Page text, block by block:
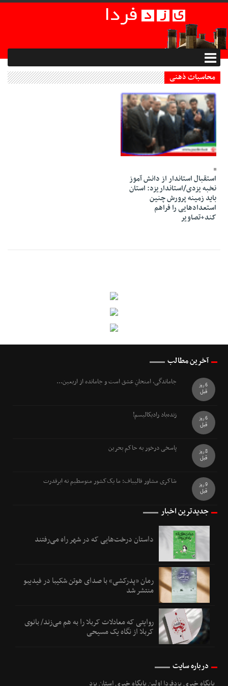
محاسبات ذهنی
23 Azar 1394 - 20:25
استقبال استاندار از دانش آموز
نخبه یزدی/استانداریزد: استان
باید زمینه پرورش چنین
استعدادهایی را فراهم
کند+تصاویر
آخرین مطالب
جاماندگی، امتحانِ عشق است و جامانده از اربعین...
6 روز
قبل
زنده‌باد رادیکالیسم!
6 روز
قبل
پاسخی درخور به حاکم بحرین
8 روز
قبل
شاکری مشاور قالیباف: ما یک‌کشور متوسطیم نه ابرقدرت
9 روز
قبل
جدیدترین اخبار
داستان درخت‌هایی که در شهر راه می‌رفتند
رمان «پدرکشی» با صدای هوتن شکیبا در فیدیبو
منتشر شد
روایتی که معادلات کربلا را به هم می‌زند/ بانوی
کربلا از نگاه یک مسیحی
درباره سایت